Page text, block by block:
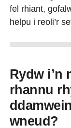
fel rhiant,
helpu i reoli’r
Rydw i’n
rhannu
wneud?